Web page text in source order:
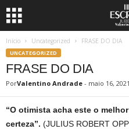
Início Uncategorized FRASE DO DIA
UNCATEGORIZED
FRASE DO DIA
PorValentino Andrade - maio 16, 2021
“O otimista acha este o
certeza”. (JULIUS ROBERT